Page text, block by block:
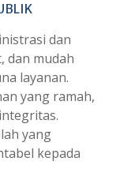
dan
dan mudah
layanan.
yang ramah,
yang
kepada